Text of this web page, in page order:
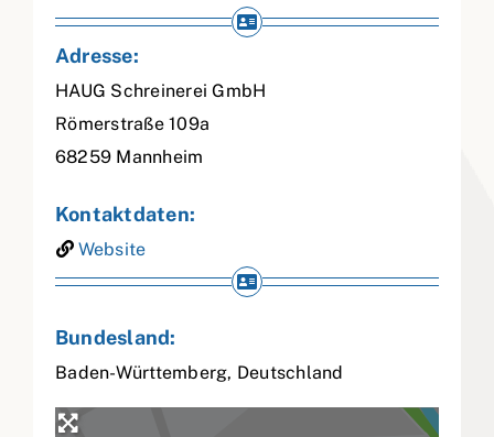
Adresse:
HAUG Schreinerei GmbH
Römerstraße 109a
68259 Mannheim
Kontaktdaten:
Website
Bundesland:
Baden-Württemberg, Deutschland